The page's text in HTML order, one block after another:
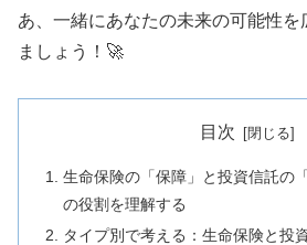
あ、一緒にあなたの未来の可能性を
ましょう！🚀
目次
生命保険の「保障」と投資信託の
の役割を理解する
タイプ別で考える：生命保険と投